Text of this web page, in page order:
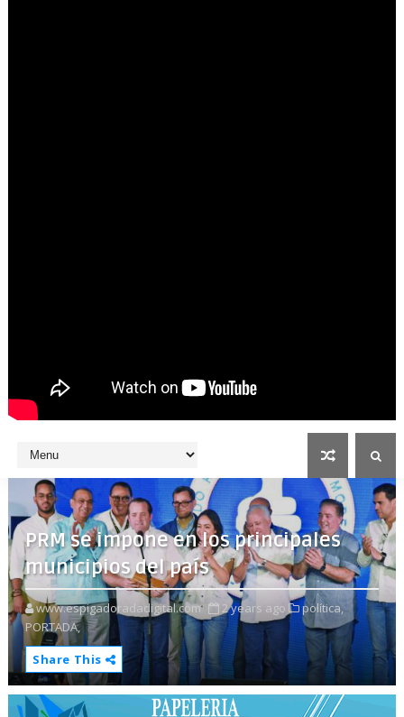
PRM se impone en los principales
municipios del país
www.espigadoradadigital.com 2 years ago
política,
PORTADA,
Share This